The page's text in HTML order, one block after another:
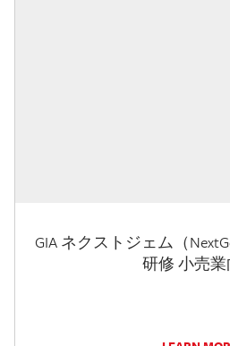
GIA ネクストジェム（
研修 小売